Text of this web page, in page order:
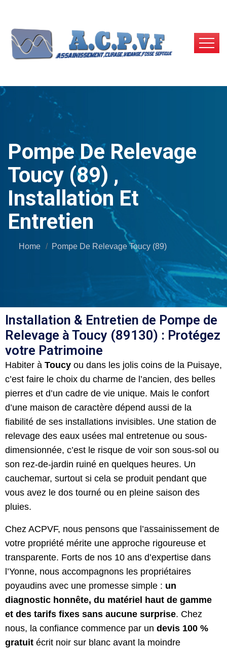
Pompe De Relevage
Toucy (89) ,
Installation Et
Entretien
Home Pompe De Relevage Toucy (89)
Installation & Entretien de Pompe de
Relevage à Toucy (89130) : Protégez
votre Patrimoine
Habiter à Toucy ou dans les jolis coins de la Puisaye,
c’est faire le choix du charme de l’ancien, des belles
pierres et d’un cadre de vie unique. Mais le confort
d’une maison de caractère dépend aussi de la
fiabilité de ses installations invisibles. Une station de
relevage des eaux usées mal entretenue ou sous-
dimensionnée, c’est le risque de voir son sous-sol ou
son rez-de-jardin ruiné en quelques heures. Un
cauchemar, surtout si cela se produit pendant que
vous avez le dos tourné ou en pleine saison des
pluies.
Chez ACPVF, nous pensons que l’assainissement de
votre propriété mérite une approche rigoureuse et
transparente. Forts de nos 10 ans d’expertise dans
l’Yonne, nous accompagnons les propriétaires
poyaudins avec une promesse simple : un
diagnostic honnête, du matériel haut de gamme
et des tarifs fixes sans aucune surprise. Chez
nous, la confiance commence par un devis 100 %
gratuit écrit noir sur blanc avant la moindre